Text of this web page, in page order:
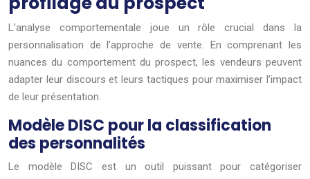
L’analyse comportementale joue un rôle crucial dans la
personnalisation de l’approche de vente. En comprenant les
nuances du comportement du prospect, les vendeurs peuvent
adapter leur discours et leurs tactiques pour maximiser l’impact
de leur présentation.
Modèle DISC pour la classification
des personnalités
Le modèle DISC est un outil puissant pour catégoriser